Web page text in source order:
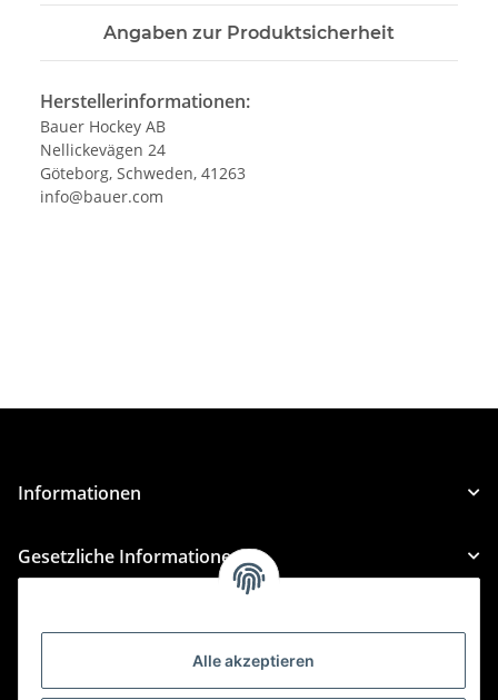
Alle akzeptieren
Angaben zur Produktsicherheit
Herstellerinformationen:
Bauer Hockey AB
Nellickevägen 24
Göteborg, Schweden, 41263
info@bauer.com
Informationen
Gesetzliche Informationen
Für Custom Anfragen und Custom Bestellungen auch